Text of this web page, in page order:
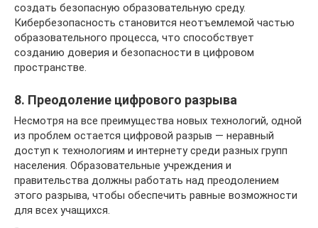
создать безопасную образовательную среду.
Кибербезопасность становится неотъемлемой частью
образовательного процесса, что способствует
созданию доверия и безопасности в цифровом
пространстве.
8. Преодоление цифрового разрыва
Несмотря на все преимущества новых технологий, одной
из проблем остается цифровой разрыв — неравный
доступ к технологиям и интернету среди разных групп
населения. Образовательные учреждения и
правительства должны работать над преодолением
этого разрыва, чтобы обеспечить равные возможности
для всех учащихся.